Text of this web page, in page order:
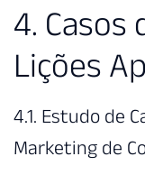
4. Casos
Lições
4.1. Estudo de
Marketing de